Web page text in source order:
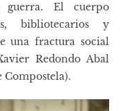
guerra. El cuerpo
bibliotecarios y
una fractura social
Redondo Abal
Compostela).